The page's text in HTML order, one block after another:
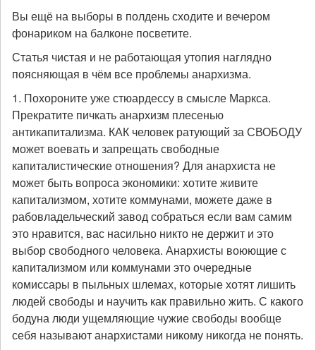
Вы ещё на выборы в полдень сходите и вечером
фонариком на балконе посветите.
Статья чистая и не работающая утопия наглядно
поясняющая в чём все проблемы анархизма.
1. Похороните уже стюардессу в смысле Маркса.
Прекратите пичкать анархизм плесенью
антикапитализма. КАК человек ратующий за СВОБОДУ
может воевать и запрещать свободные
капиталистические отношения? Для анархиста не
может быть вопроса экономики: хотите живите
капитализмом, хотите коммунами, можете даже в
рабовладельческий завод собраться если вам самим
это нравится, вас насильно никто не держит и это
выбор свободного человека. Анархисты воюющие с
капитализмом или коммунами это очередные
комиссары в пыльных шлемах, которые хотят лишить
людей свободы и научить как правильно жить. С какого
бодуна люди ущемляющие чужие свободы вообще
себя называют анархистами никому никогда не понять.